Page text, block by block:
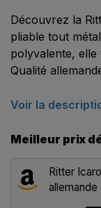
Découvrez la
pliable tout
polyvalente, elle
Qualité
Voir la
Meilleur prix
Ritter
allemande